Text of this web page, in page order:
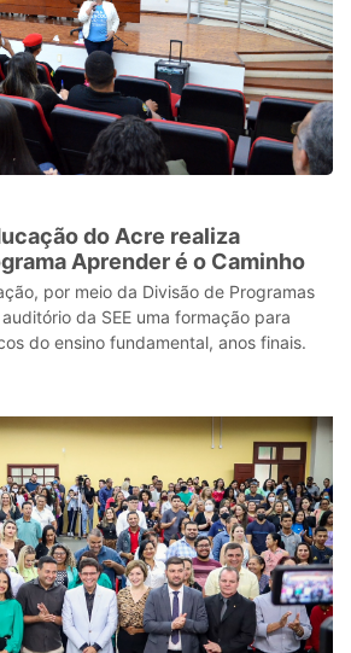
do Acre realiza
Aprender é o Caminho
por meio da Divisão de Programas
da SEE uma formação para
do ensino fundamental, anos finais.